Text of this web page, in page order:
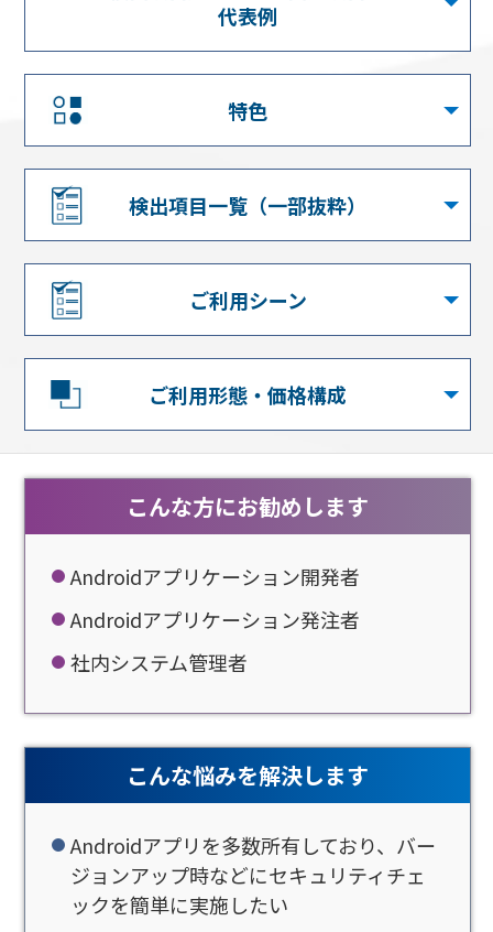
代表例
特色
検出項目一覧（一部抜粋）
ご利用シーン
ご利用形態・価格構成
こんな方にお勧めします
Androidアプリケーション開発者
Androidアプリケーション発注者
社内システム管理者
こんな悩みを解決します
Androidアプリを多数所有しており、バー
ジョンアップ時などにセキュリティチェ
ックを簡単に実施したい